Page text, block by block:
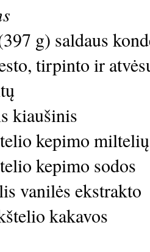
g) saldaus
tirpinto ir
kiaušinis
kepimo miltelių
kepimo sodos
vanilės ekstrakto
kakavos